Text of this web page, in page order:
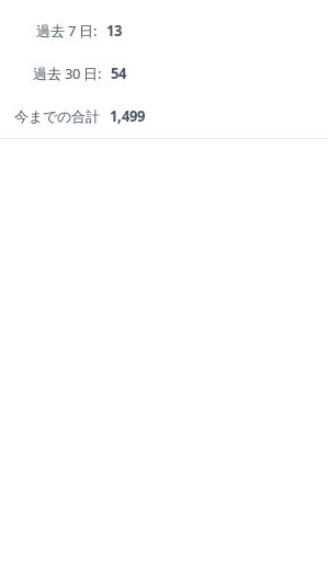
過去 7 日: 13
過去 30 日: 54
今までの合計 1,499